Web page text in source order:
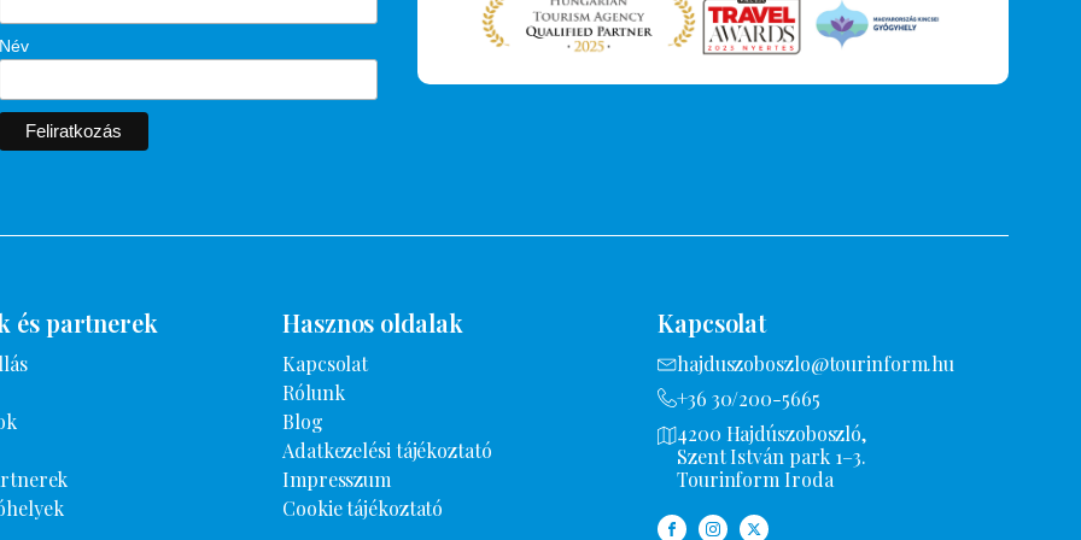
Név
és partnerek Hasznos oldalak
Kapcsolat
Rólunk
Blog
Adatkezelési tájékoztató
Impresszum
Cookie tájékoztató
Kapcsolat
hajduszoboszlo@tourinform.hu
+36 30/200-5665
4200 Hajdúszoboszló,
Szent István park 1–3.
Tourinform Iroda